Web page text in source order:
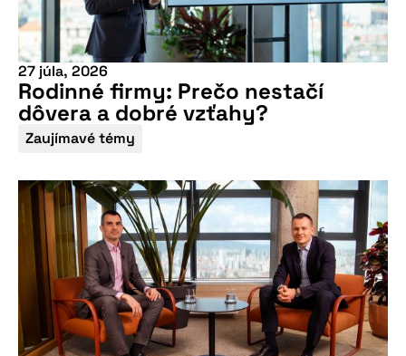
27 júla, 2026
Rodinné firmy: Prečo nestačí
dôvera a dobré vzťahy?
Zaujímavé témy